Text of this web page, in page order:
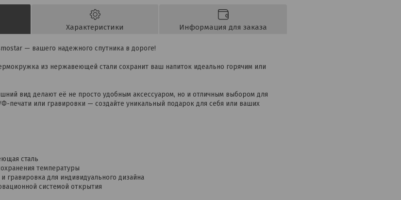
Характеристики Информация для заказа
— вашего надежного спутника в дороге!
из нержавеющей стали сохранит ваш напиток идеально горячим или
вид делают её не просто удобным аксессуаром, но и отличным выбором для
печати или гравировки — создайте уникальный подарок для себя или ваших
сталь
температуры
гравировка для индивидуального дизайна
системой открытия